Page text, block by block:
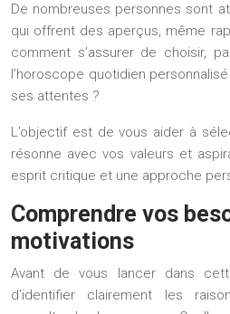
De nombreuses personnes sont
qui offrent des aperçus, même
comment s’assurer de choisir,
l’horoscope quotidien
ses attentes ?
L’objectif est de vous aider à
résonne avec vos valeurs et
esprit critique et une approche
Comprendre vos
motivations
Avant de vous lancer dans
d’identifier clairement les